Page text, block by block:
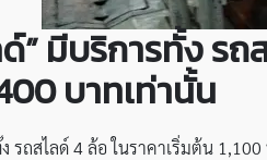
” มีบริการทั้ง รถ
บาทเท่านั้น
รถสไลด์ 4 ล้อ ในราคาเริ่มต้น